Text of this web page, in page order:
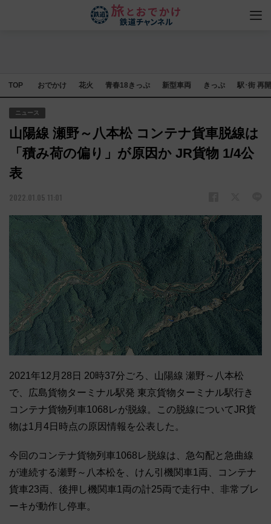
TOP おでかけ 花火 青春18きっぷ 新型車両 きっぷ 駅･街 再
ニュース
山陽線 瀬野～八本松 コンテナ貨車脱線は
「積み荷の偏り」が原因か JR貨物 1/4公
表
2022.01.05 11:01
2021年12月28日 20時37分ごろ、山陽線 瀬野～八本松
で、広島貨物ターミナル駅発 東京貨物ターミナル駅行き
コンテナ貨物列車1068レが脱線。この脱線についてJR貨
物は1月4日時点の原因情報を公表した。
今回のコンテナ貨物列車1068レ脱線は、急勾配と急曲線
が連続する瀬野～八本松を、けん引機関車1両、コンテナ
貨車23両、後押し機関車1両の計25両で走行中、非常ブレ
ーキが動作し停車。